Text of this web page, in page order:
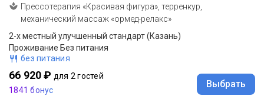
Прессотерапия «Красивая фигура», терренкур,
механический массаж «ормед-релакс»
2-x местный улучшенный стандарт (Казань)
Проживание Без питания
без питания
66 920 ₽ для 2 гостей
1841 бонус
Выбрать